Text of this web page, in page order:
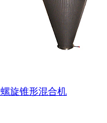
旋锥形混合机